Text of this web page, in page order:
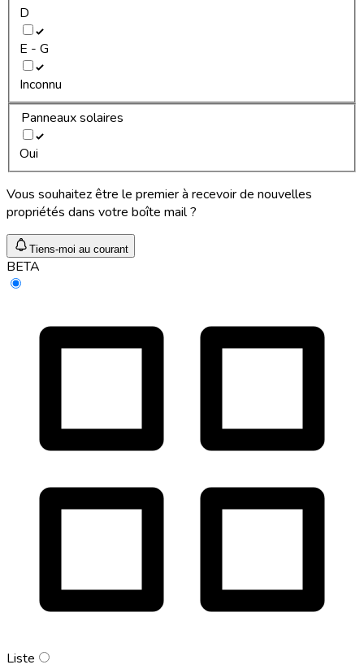
D
E - G
Inconnu
Panneaux solaires
Oui
Vous souhaitez être le premier à recevoir de nouvelles
propriétés dans votre boîte mail ?
Tiens-moi au courant
BETA
Liste